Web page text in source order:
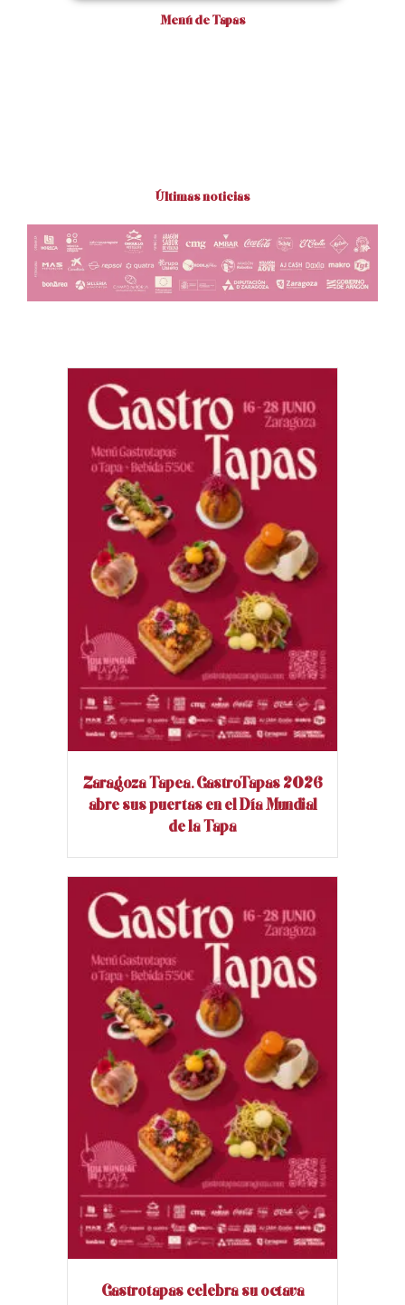
Menú de Tapas
Últimas noticias
Zaragoza Tapea. GastroTapas 2026
abre sus puertas en el Día Mundial
de la Tapa
Gastrotapas celebra su octava